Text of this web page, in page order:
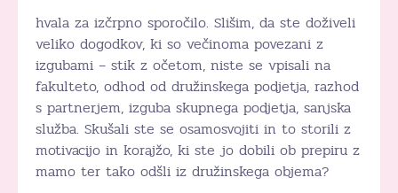
hvala za izčrpno sporočilo. Slišim, da ste doživeli
veliko dogodkov, ki so večinoma povezani z
izgubami – stik z očetom, niste se vpisali na
fakulteto, odhod od družinskega podjetja, razhod
s partnerjem, izguba skupnega podjetja, sanjska
služba. Skušali ste se osamosvojiti in to storili z
motivacijo in korajžo, ki ste jo dobili ob prepiru z
mamo ter tako odšli iz družinskega objema?